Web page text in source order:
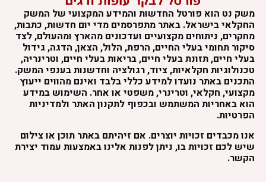
משק נט הוא פורטל החדשות והמידע המקצועי של המשק
החקלאי בישראל. באתר מתפרסמים מדי יום חדשות, כתבות,
מחקרים, ניתוחים מקצועיים ועדכונים מהארץ ומהעולם, לצד
סיקור תחומי בעלי החיים, הרפת, הלול, הצאן, הדגה, גידול
בעלי חיים, תזונת בעלי חיים, בריאות בעלי חיים, וטרינריה,
טכנולוגיות חקלאיות, ציוד, רגולציה וחדשנות בענפי המשק.
התכנים באתר נועדו למידע כללי בלבד ואינם מהווים ייעוץ
מקצועי, חקלאי, וטרינרי, משפטי או אחר. השימוש במידע
הוא באחריות המשתמש ובכפוף לתקנון האתר ולמדיניות
הפרטיות.
אנו מכבדים זכויות יוצרים. אם זיהיתם באתר תוכן או צילום
שיש לכם זכויות בו, ניתן לפנות אלינו באמצעות עמוד יצירת
הקשר.